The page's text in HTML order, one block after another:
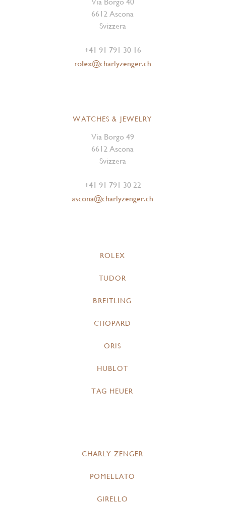
6612 Ascona
Svizzera
+41 91 791 30 16
rolex@charlyzenger.ch
WATCHES & JEWELRY
Via Borgo 49
6612 Ascona
Svizzera
+41 91 791 30 22
ascona@charlyzenger.ch
ROLEX
TUDOR
BREITLING
CHOPARD
ORIS
HUBLOT
TAG HEUER
CHARLY ZENGER
POMELLATO
GIRELLO